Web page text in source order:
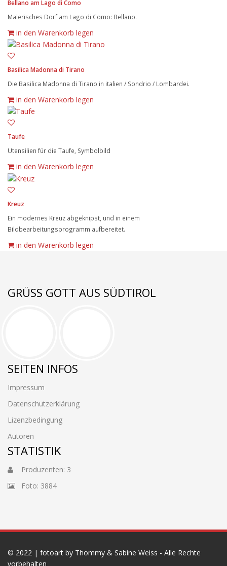
Bellano am Lago di Como
Malerisches Dorf am Lago di Como: Bellano.
in den Warenkorb legen
Basilica Madonna di Tirano
Die Basilica Madonna di Tirano in italien / Sondrio / Lombardei.
in den Warenkorb legen
Taufe
Utensilien für die Taufe, Symbolbild
in den Warenkorb legen
Kreuz
Ein modernes Kreuz abgeknipst, und in einem
Bildbearbeitungsprogramm aufbereitet.
in den Warenkorb legen
GRÜSS GOTT AUS SÜDTIROL
SEITEN INFOS
Impressum
Datenschutzerklärung
Lizenzbedingung
Autoren
STATISTIK
Produzenten: 3
Foto: 3884
© 2022 | fotoart by Thommy & Sabine Weiss - Alle Rechte
vorbehalten